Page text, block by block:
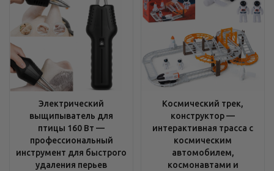
Электрический
выщипыватель для
птицы 160 Вт —
профессиональный
инструмент для быстрого
удаления перьев
Космический трек,
конструктор —
интерактивная трасса с
космическим
автомобилем,
космонавтами и